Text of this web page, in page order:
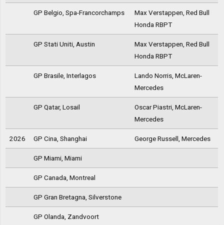
GP Belgio, Spa-Francorchamps
Max Verstappen, Red Bull
Honda RBPT
GP Stati Uniti, Austin
Max Verstappen, Red Bull
Honda RBPT
GP Brasile, Interlagos
Lando Norris, McLaren-
Mercedes
GP Qatar, Losail
Oscar Piastri, McLaren-
Mercedes
2026 GP Cina, Shanghai George Russell, Mercedes
GP Miami, Miami
GP Canada, Montreal
GP Gran Bretagna, Silverstone
GP Olanda, Zandvoort